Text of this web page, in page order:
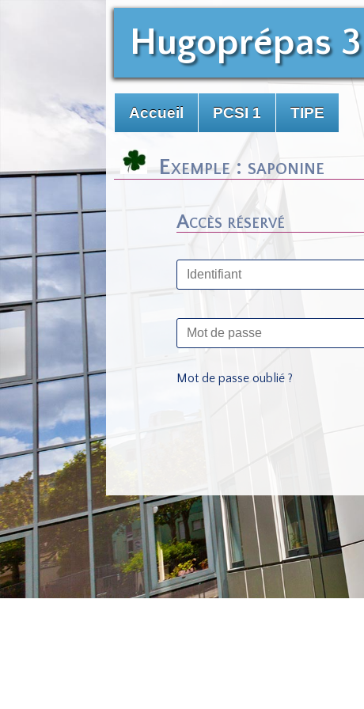
Hugoprépas 3
Accueil PCSI 1 TIPE
Exemple : saponine
Accès réservé
Mot de passe oublié ?